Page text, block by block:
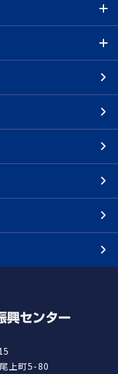
上町5-80